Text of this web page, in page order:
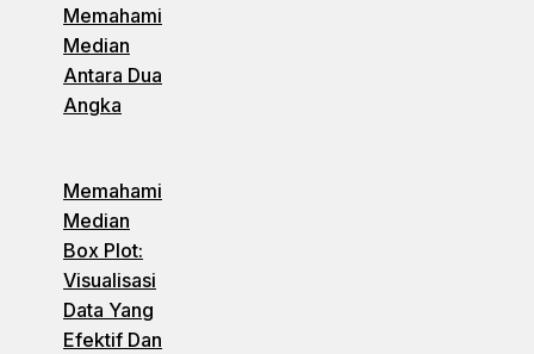
Memahami
Median
Antara Dua
Angka
Memahami
Median
Box Plot:
Visualisasi
Data Yang
Efektif Dan